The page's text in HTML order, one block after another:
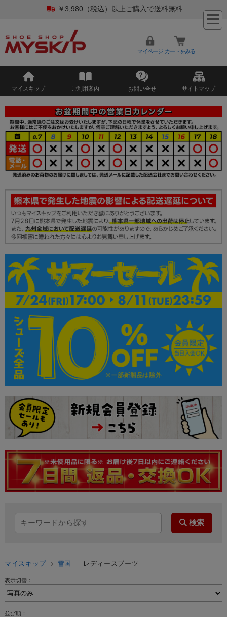
￥3,980（税込）以上ご購入で送料無料
マイページ カートをみる
マイスキップ ご利用案内 お問い合せ サイトマップ
マイスキップ 雪国 レディースブーツ
表示切替：
並び順：